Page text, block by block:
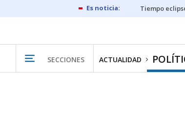
Tiempo
SECCIONES ACTUALIDAD